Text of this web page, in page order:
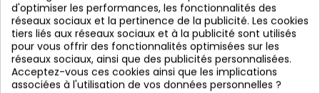
d'optimiser les performances, les fonctionnalités des
réseaux sociaux et la pertinence de la publicité. Les cookies
tiers liés aux réseaux sociaux et à la publicité sont utilisés
pour vous offrir des fonctionnalités optimisées sur les
réseaux sociaux, ainsi que des publicités personnalisées.
Acceptez-vous ces cookies ainsi que les implications
associées à l'utilisation de vos données personnelles ?